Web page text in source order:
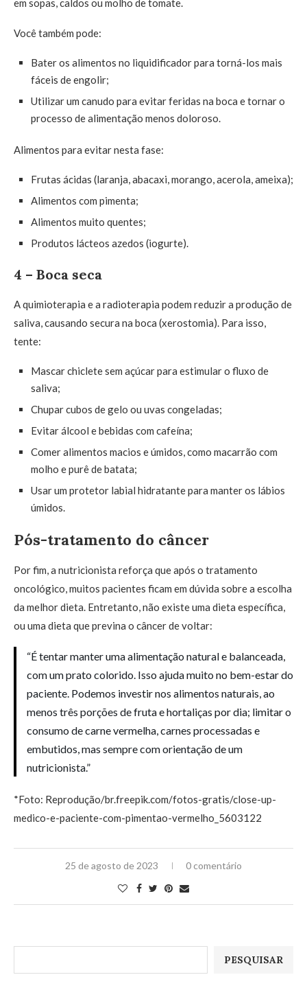
em sopas, caldos ou molho de tomate.
Você também pode:
Bater os alimentos no liquidificador para torná-los mais
fáceis de engolir;
Utilizar um canudo para evitar feridas na boca e tornar o
processo de alimentação menos doloroso.
Alimentos para evitar nesta fase:
Frutas ácidas (laranja, abacaxi, morango, acerola, ameixa);
Alimentos com pimenta;
Alimentos muito quentes;
Produtos lácteos azedos (iogurte).
4 – Boca seca
A quimioterapia e a radioterapia podem reduzir a produção de
saliva, causando secura na boca (xerostomia). Para isso,
tente:
Mascar chiclete sem açúcar para estimular o fluxo de
saliva;
Chupar cubos de gelo ou uvas congeladas;
Evitar álcool e bebidas com cafeína;
Comer alimentos macios e úmidos, como macarrão com
molho e purê de batata;
Usar um protetor labial hidratante para manter os lábios
úmidos.
Pós-tratamento do câncer
Por fim, a nutricionista reforça que após o tratamento
oncológico, muitos pacientes ficam em dúvida sobre a escolha
da melhor dieta. Entretanto, não existe uma dieta específica,
ou uma dieta que previna o câncer de voltar:
“É tentar manter uma alimentação natural e balanceada,
com um prato colorido. Isso ajuda muito no bem-estar do
paciente. Podemos investir nos alimentos naturais, ao
menos três porções de fruta e hortaliças por dia; limitar o
consumo de carne vermelha, carnes processadas e
embutidos, mas sempre com orientação de um
nutricionista.”
*Foto: Reprodução/br.freepik.com/fotos-gratis/close-up-
medico-e-paciente-com-pimentao-vermelho_5603122
25 de agosto de 2023 0 comentário
PESQUISAR